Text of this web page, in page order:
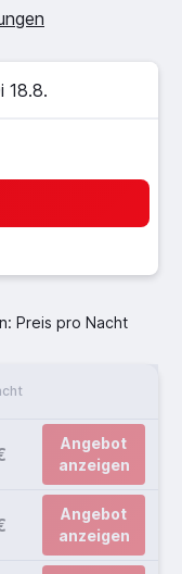
18.8.
Preis pro Nacht
Angebot
anzeigen
Angebot
anzeigen